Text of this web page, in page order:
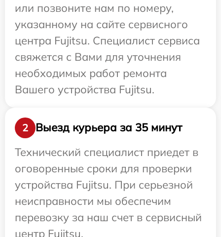
или позвоните нам по номеру,
указанному на сайте сервисного
центра Fujitsu. Специалист сервиса
свяжется с Вами для уточнения
необходимых работ ремонта
Вашего устройства Fujitsu.
2
Выезд курьера за 35 минут
Технический специалист приедет в
оговоренные сроки для проверки
устройства Fujitsu. При серьезной
неисправности мы обеспечим
перевозку за наш счет в сервисный
центр Fujitsu.